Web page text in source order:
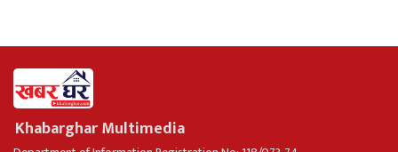
Khabarghar Multimedia